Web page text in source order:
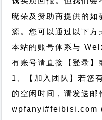
晓朵及赞助商提供的如
源。您可以通过以下方
本站的账号体系与
有账号请直接【登录】
1、【加入团队】若您
的空闲时间，请发送邮
wpfanyi#feibisi.com (